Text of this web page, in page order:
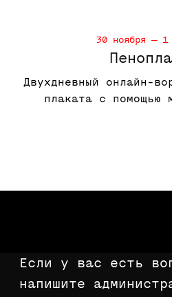
30 ноября — 1
Двухдневный онлайн-
плаката с помощью